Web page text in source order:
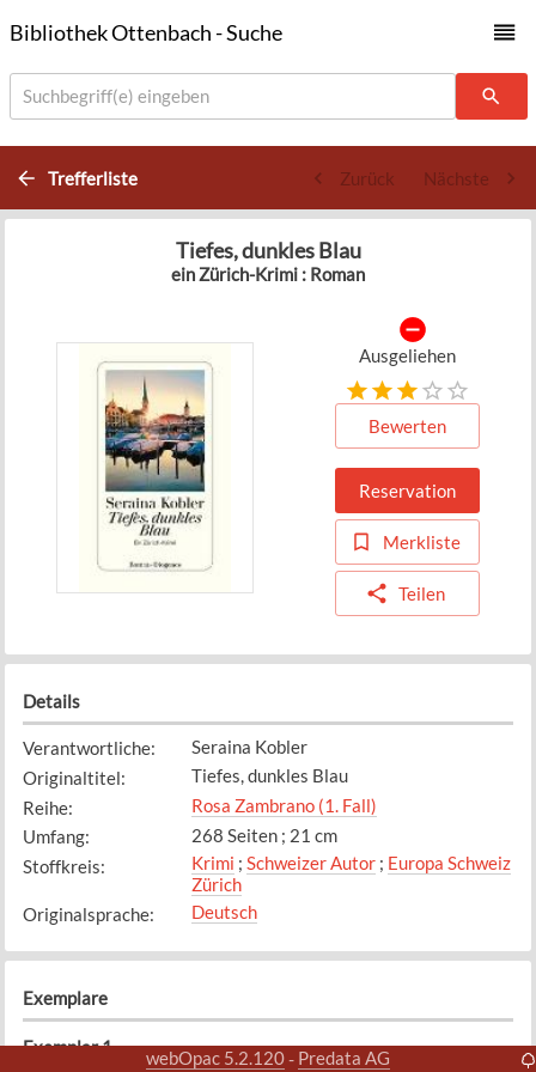
Bibliothek Ottenbach - Suche
Suchbegriff(e) eingeben
Trefferliste Zurück Nächste
Tiefes, dunkles Blau
ein Zürich-Krimi : Roman
Ausgeliehen
Bewerten
Reservation
Merkliste
Teilen
Details
Verantwortliche:
Seraina Kobler
Originaltitel:
Tiefes, dunkles Blau
Reihe:
Rosa Zambrano (1. Fall)
Umfang:
268 Seiten ; 21 cm
Stoffkreis: Krimi ; Schweizer Autor; Europa Schweiz
Zürich
Originalsprache: Deutsch
Exemplare
Exemplar1 webOpac 5.2.120- Predata AG